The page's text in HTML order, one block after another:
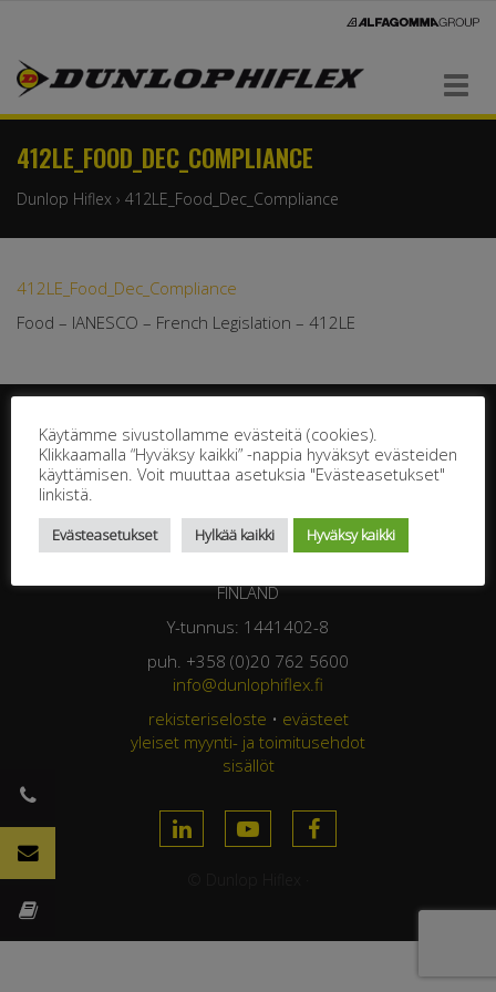
Navigaatio
412LE_FOOD_DEC_COMPLIANCE
Dunlop Hiflex › 412LE_Food_Dec_Compliance
412LE_Food_Dec_Compliance
Food – IANESCO – French Legislation – 412LE
Jasperintie 320
FINLAND
Y-tunnus: 1441402-8
puh. +358 (0)20 762 5600
info@dunlophiflex.fi
rekisteriseloste • evästeet
yleiset myynti- ja toimitusehdot
sisällöt
Käytämme sivustollamme evästeitä (cookies).
Klikkaamalla “Hyväksy kaikki” -nappia hyväksyt evästeiden
käyttämisen. Voit muuttaa asetuksia "Evästeasetukset"
linkistä.
Evästeasetukset Hylkää kaikki Hyväksy kaikki